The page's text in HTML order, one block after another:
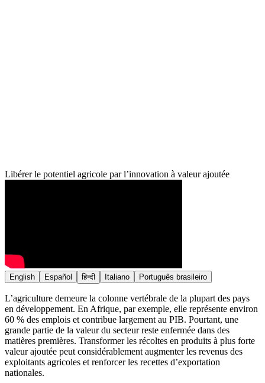
Libérer le potentiel agricole par l’innovation à valeur ajoutée
English Español हिन्दी Italiano Português brasileiro
L’agriculture demeure la colonne vertébrale de la plupart des pays
en développement. En Afrique, par exemple, elle représente environ
60 % des emplois et contribue largement au PIB. Pourtant, une
grande partie de la valeur du secteur reste enfermée dans des
matières premières. Transformer les récoltes en produits à plus forte
valeur ajoutée peut considérablement augmenter les revenus des
exploitants agricoles et renforcer les recettes d’exportation
nationales.